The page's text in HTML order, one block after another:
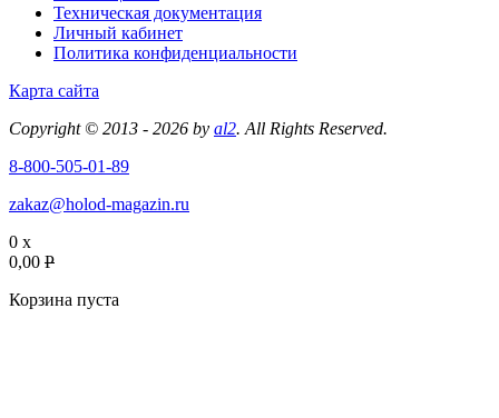
Техническая документация
Личный кабинет
Политика конфиденциальности
Карта сайта
Copyright © 2013 - 2026 by al2. All Rights Reserved.
8-800-505-01-89
zakaz@holod-magazin.ru
0 x
0,00 P
Корзина пуста